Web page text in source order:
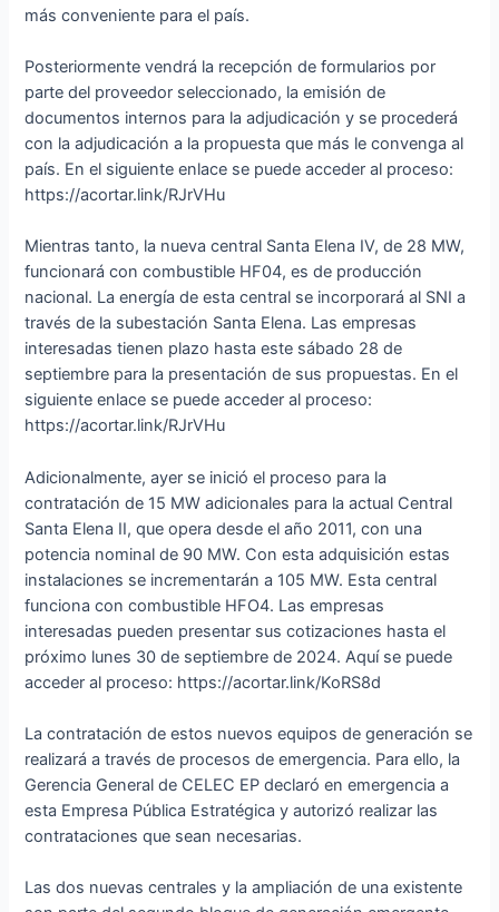
más conveniente para el país.
Posteriormente vendrá la recepción de formularios por
parte del proveedor seleccionado, la emisión de
documentos internos para la adjudicación y se procederá
con la adjudicación a la propuesta que más le convenga al
país. En el siguiente enlace se puede acceder al proceso:
https://acortar.link/RJrVHu
Mientras tanto, la nueva central Santa Elena IV, de 28 MW,
funcionará con combustible HF04, es de producción
nacional. La energía de esta central se incorporará al SNI a
través de la subestación Santa Elena. Las empresas
interesadas tienen plazo hasta este sábado 28 de
septiembre para la presentación de sus propuestas. En el
siguiente enlace se puede acceder al proceso:
https://acortar.link/RJrVHu
Adicionalmente, ayer se inició el proceso para la
contratación de 15 MW adicionales para la actual Central
Santa Elena II, que opera desde el año 2011, con una
potencia nominal de 90 MW. Con esta adquisición estas
instalaciones se incrementarán a 105 MW. Esta central
funciona con combustible HFO4. Las empresas
interesadas pueden presentar sus cotizaciones hasta el
próximo lunes 30 de septiembre de 2024. Aquí se puede
acceder al proceso: https://acortar.link/KoRS8d
La contratación de estos nuevos equipos de generación se
realizará a través de procesos de emergencia. Para ello, la
Gerencia General de CELEC EP declaró en emergencia a
esta Empresa Pública Estratégica y autorizó realizar las
contrataciones que sean necesarias.
Las dos nuevas centrales y la ampliación de una existente